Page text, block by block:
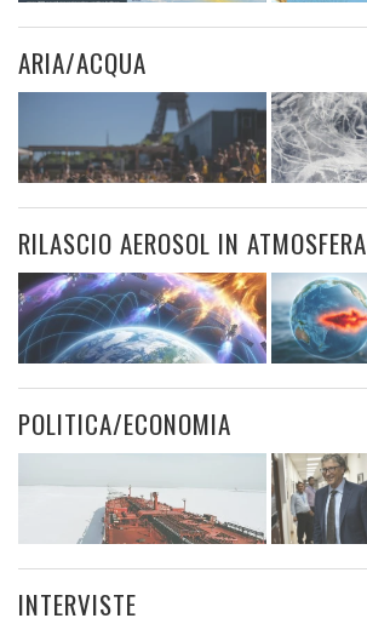
ARIA/ACQUA
RILASCIO AEROSOL IN ATMOSFERA
POLITICA/ECONOMIA
INTERVISTE